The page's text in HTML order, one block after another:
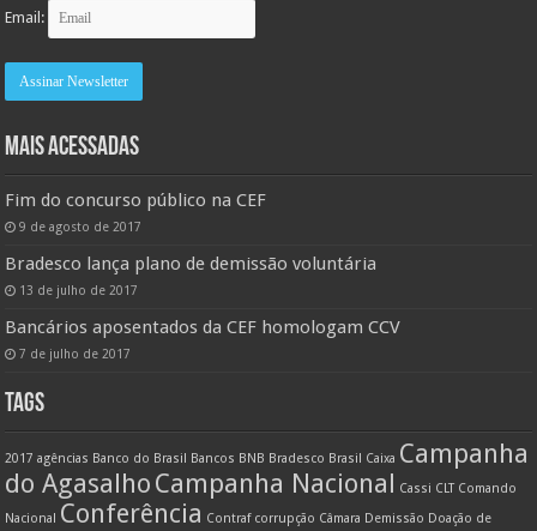
Email:
MAIS ACESSADAS
Fim do concurso público na CEF
9 de agosto de 2017
Bradesco lança plano de demissão voluntária
13 de julho de 2017
Bancários aposentados da CEF homologam CCV
7 de julho de 2017
TAGS
2017 agências Banco do Brasil Bancos BNB Bradesco Brasil Caixa Campanha
do Agasalho Campanha Nacional Cassi CLT Comando
Nacional Conferência Contraf corrupção Câmara Demissão Doação de